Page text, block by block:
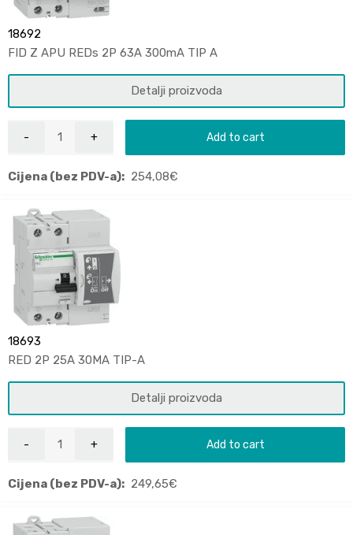
18692
FID Z APU REDs 2P 63A 300mA TIP A
Detalji proizvoda
Add to cart
Cijena (bez PDV-a): 254,08€
18693
RED 2P 25A 30MA TIP-A
Detalji proizvoda
Add to cart
Cijena (bez PDV-a): 249,65€